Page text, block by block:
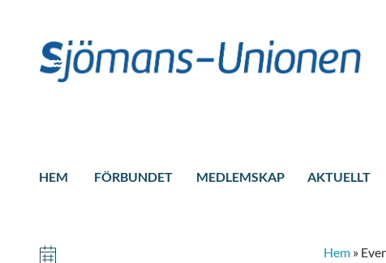
HEM FÖRBUNDET MEDLEMSKAP AKTUELLT
Hem »